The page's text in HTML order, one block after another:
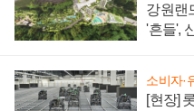
강원랜
'흔들',
소비자·
[현장]